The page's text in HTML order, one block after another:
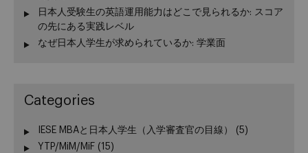
日本人受験生の英語運用能力はどこで見られるか: スコア
の先にある実践レベル
なぜ日本人学生が求められているか: 学業面
Categories
IESE MBAと日本人学生（入学審査官の目線）
(5)
YTP/MiM/MiF (15)